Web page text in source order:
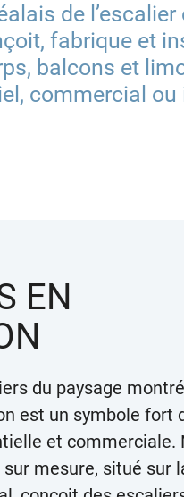
de
fabrique et
balcons et
commercial ou
EN
du paysage
est un symbole fort
et commerciale.
mesure, situé sur